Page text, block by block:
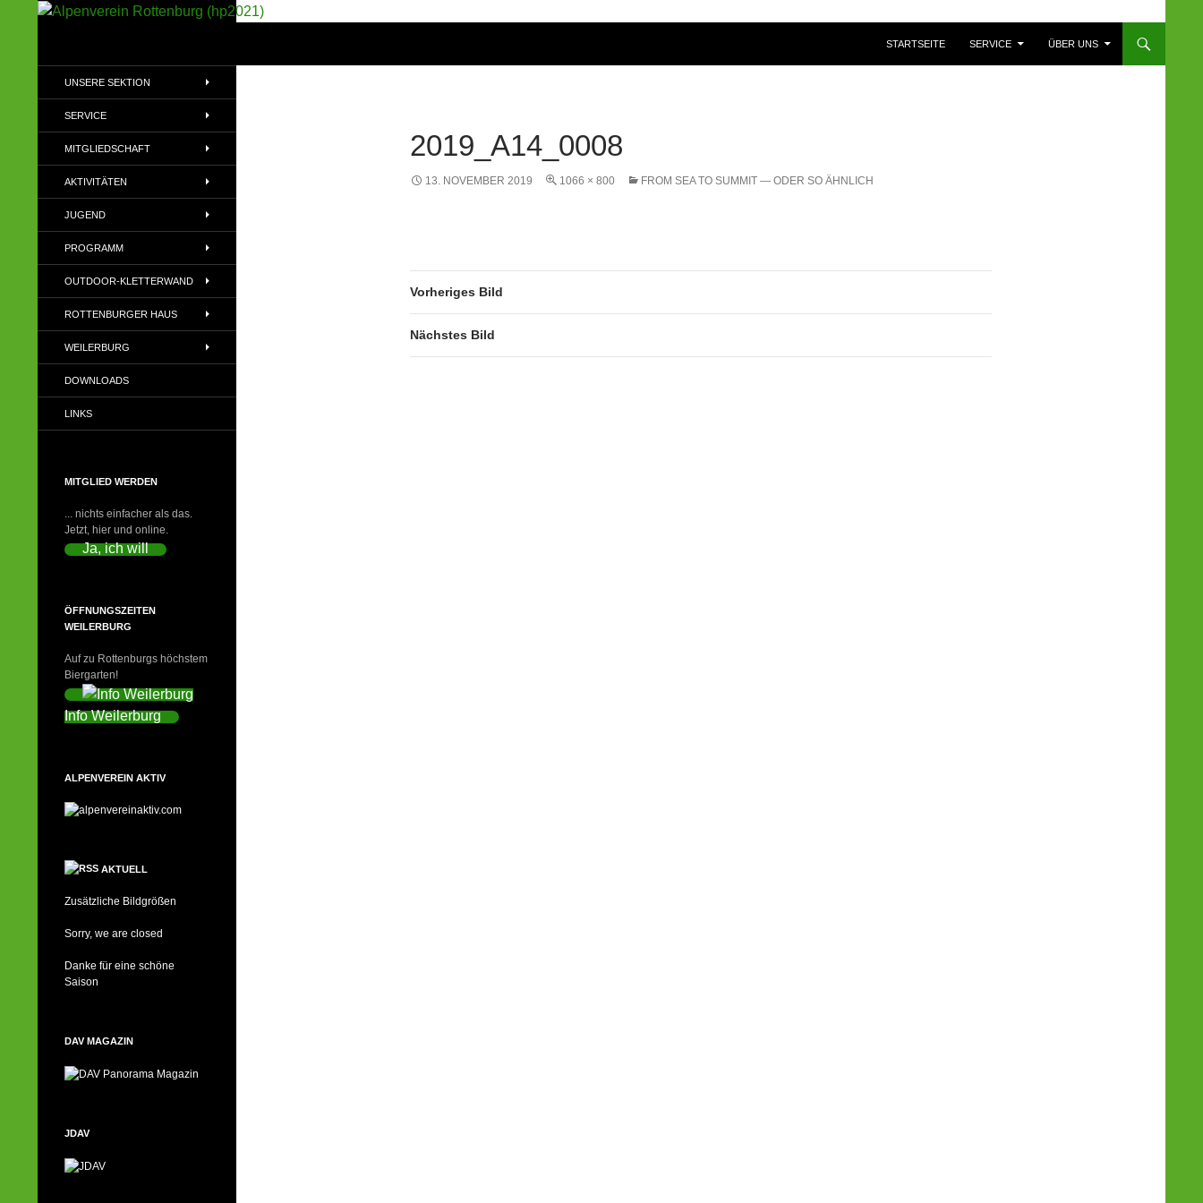
STARTSEITE
SERVICE ÜBER UNS
2019_A14_0008
13. NOVEMBER 2019 1066 × 800 FROM SEA TO SUMMIT — ODER SO ÄHNLICH
Vorheriges Bild
Nächstes Bild
(DAV)
UNSERE SEKTION
SERVICE
MITGLIEDSCHAFT
AKTIVITÄTEN
JUGEND
PROGRAMM
OUTDOOR-KLETTERWAND
ROTTENBURGER HAUS
WEILERBURG
DOWNLOADS
LINKS
MITGLIED WERDEN
... nichts einfacher als das.
Jetzt, hier und online.
Ja, ich will
ÖFFNUNGSZEITEN
WEILERBURG
Auf zu Rottenburgs höchstem
Biergarten!
Info Weilerburg
ALPENVEREIN AKTIV
AKTUELL
Zusätzliche Bildgrößen
Sorry, we are closed
Danke für eine schöne
Saison
DAV MAGAZIN
JDAV